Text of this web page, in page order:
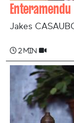
Jakes
2 min